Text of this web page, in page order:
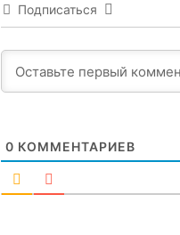
Подписаться
0 КОММЕНТАРИЕВ